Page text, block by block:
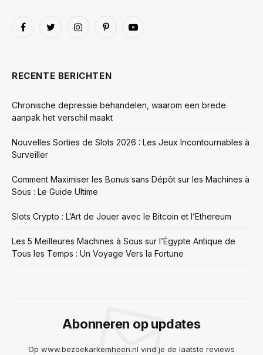
FacebookTwitterInstagramPinterestYouTube
RECENTE BERICHTEN
Chronische depressie behandelen, waarom een brede
aanpak het verschil maakt
Nouvelles Sorties de Slots 2026 : Les Jeux Incontournables à
Surveiller
Comment Maximiser les Bonus sans Dépôt sur les Machines à
Sous : Le Guide Ultime
Slots Crypto : L’Art de Jouer avec le Bitcoin et l’Ethereum
Les 5 Meilleures Machines à Sous sur l’Égypte Antique de
Tous les Temps : Un Voyage Vers la Fortune
Abonneren op updates
Op www.bezoekarkemheen.nl vind je de laatste reviews